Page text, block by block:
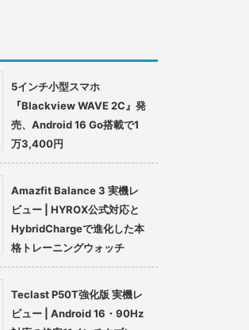
5インチ小型スマホ
『Blackview WAVE 2C』発
売、Android 16 Go搭載で1
万3,400円
Amazfit Balance 3 実機レ
ビュー | HYROX公式対応と
HybridChargeで進化した本
格トレーニングウォッチ
Teclast P50T強化版 実機レ
ビュー | Android 16・90Hz